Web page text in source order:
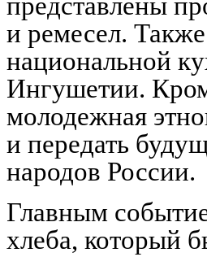
и ремесел.
национальной
Ингушетии.
молодежная
и передать
народов России.
Главным
хлеба, который